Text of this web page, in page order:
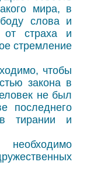
мира, в
слова и
от страха и
стремление
чтобы
закона в
не был
последнего
тирании и